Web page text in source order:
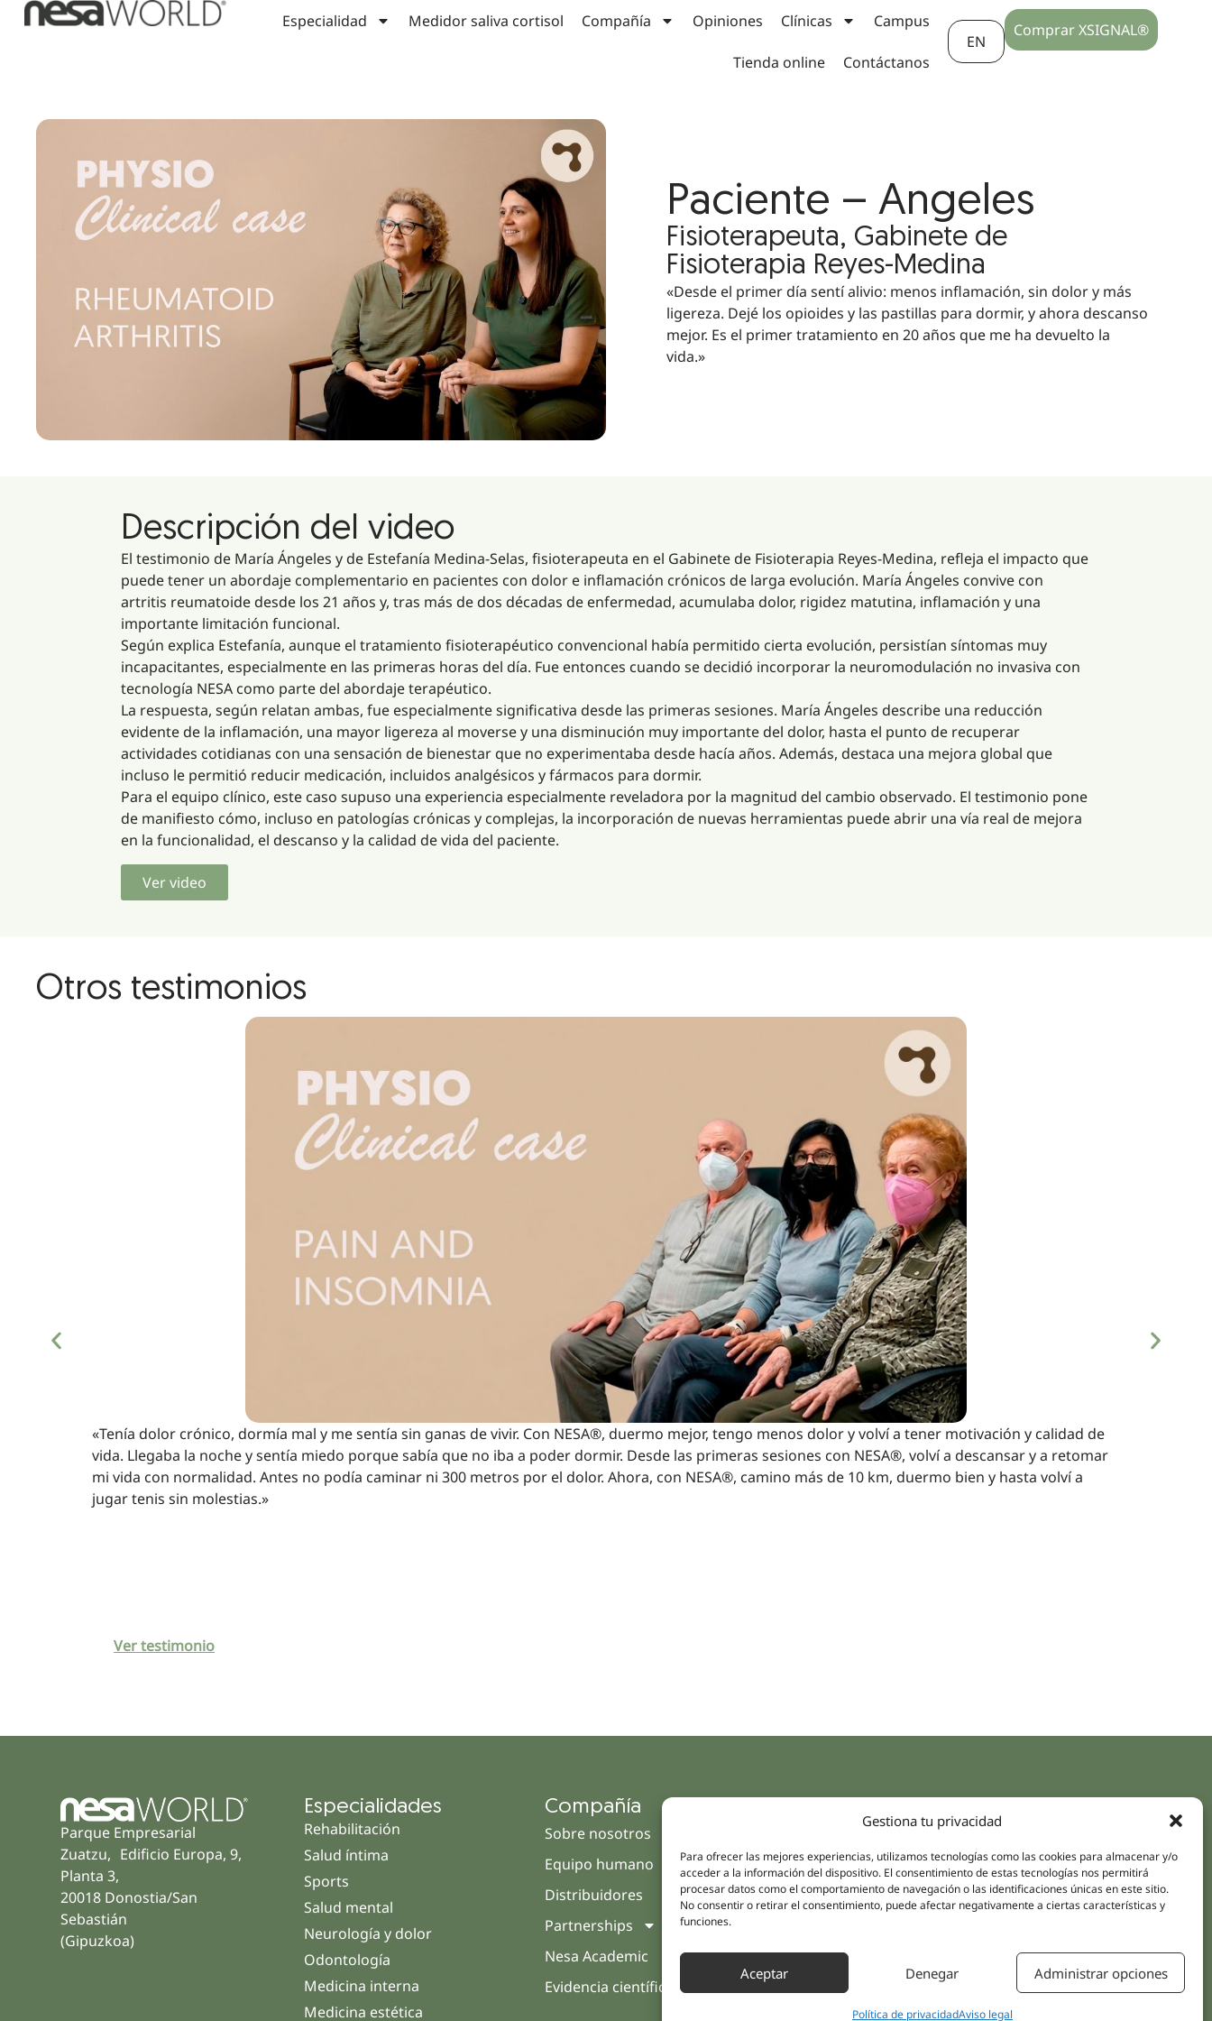
Gestiona tu privacidad
Para ofrecer las mejores experiencias, utilizamos tecnologías como las cookies para almacenar y/o
acceder a la información del dispositivo. El consentimiento de estas tecnologías nos permitirá
procesar datos como el comportamiento de navegación o las identificaciones únicas en este sitio.
No consentir o retirar el consentimiento, puede afectar negativamente a ciertas características y
funciones.
Aceptar Denegar Administrar opciones
Política de privacidadAviso legal
Especialidad Medidor saliva cortisol Compañía Opiniones Clínicas Campus
Tienda online Contáctanos
EN
Comprar XSIGNAL®
Paciente – Angeles
Fisioterapeuta, Gabinete de
Fisioterapia Reyes-Medina
«Desde el primer día sentí alivio: menos inflamación, sin dolor y más
ligereza. Dejé los opioides y las pastillas para dormir, y ahora descanso
mejor. Es el primer tratamiento en 20 años que me ha devuelto la
vida.»
Descripción del video
El testimonio de María Ángeles y de Estefanía Medina-Selas, fisioterapeuta en el Gabinete de Fisioterapia Reyes-Medina, refleja el impacto que
puede tener un abordaje complementario en pacientes con dolor e inflamación crónicos de larga evolución. María Ángeles convive con
artritis reumatoide desde los 21 años y, tras más de dos décadas de enfermedad, acumulaba dolor, rigidez matutina, inflamación y una
importante limitación funcional.
Según explica Estefanía, aunque el tratamiento fisioterapéutico convencional había permitido cierta evolución, persistían síntomas muy
incapacitantes, especialmente en las primeras horas del día. Fue entonces cuando se decidió incorporar la neuromodulación no invasiva con
tecnología NESA como parte del abordaje terapéutico.
La respuesta, según relatan ambas, fue especialmente significativa desde las primeras sesiones. María Ángeles describe una reducción
evidente de la inflamación, una mayor ligereza al moverse y una disminución muy importante del dolor, hasta el punto de recuperar
actividades cotidianas con una sensación de bienestar que no experimentaba desde hacía años. Además, destaca una mejora global que
incluso le permitió reducir medicación, incluidos analgésicos y fármacos para dormir.
Para el equipo clínico, este caso supuso una experiencia especialmente reveladora por la magnitud del cambio observado. El testimonio pone
de manifiesto cómo, incluso en patologías crónicas y complejas, la incorporación de nuevas herramientas puede abrir una vía real de mejora
en la funcionalidad, el descanso y la calidad de vida del paciente.
Ver video
Otros testimonios
«Tenía dolor crónico, dormía mal y me sentía sin ganas de vivir. Con NESA®, duermo mejor, tengo menos dolor y volví a tener motivación y calidad de
vida. Llegaba la noche y sentía miedo porque sabía que no iba a poder dormir. Desde las primeras sesiones con NESA®, volví a descansar y a retomar
mi vida con normalidad. Antes no podía caminar ni 300 metros por el dolor. Ahora, con NESA®, camino más de 10 km, duermo bien y hasta volví a
jugar tenis sin molestias.»
Ver testimonio
Parque Empresarial
Zuatzu, Edificio Europa, 9,
Planta 3,
20018 Donostia/San
Sebastián
(Gipuzkoa)
Especialidades
Rehabilitación
Salud íntima
Sports
Salud mental
Neurología y dolor
Odontología
Medicina interna
Medicina estética
Compañía
Sobre nosotros
Equipo humano
Distribuidores
Partnerships
Nesa Academic
Evidencia científica
Tienda online
Clínicas
Opiniones
Contáctanos
LinkedIn
Youtube
Facebook